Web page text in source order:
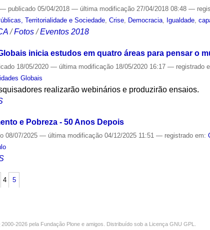
— publicado 05/04/2018— última modificação 27/04/2018 08:48—
Territorialidade e Sociedade ,Crise Democracia Igualdade ,
/Fotos /Eventos 2018
inicia estudos em quatro áreas para pensar o
18/05/2020— última modificação 18/05/2020 16:17— registrado
Globais
realizarão webinários e produzirão ensaios.
e Pobreza - 50 Anos Depois
08/07/2025— última modificação 04/12/2025 11:51— registrado em:
4 5
2000-2026 pela Fundação Plone e amigos. Distribuído sob a Licença GNU GPL